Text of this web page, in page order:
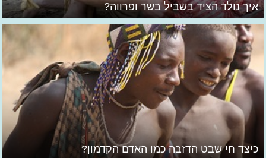
איך נולד הציד בשביל בשר ופרווה?
כיצד חי שבט הדזבה כמו האדם הקדמון?